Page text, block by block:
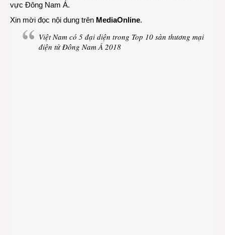
vực Đông Nam Á.
Xin mời đọc nội dung trên MediaOnline.
Việt Nam có 5 đại diện trong Top 10 sàn thương mại
điện tử Đông Nam Á 2018